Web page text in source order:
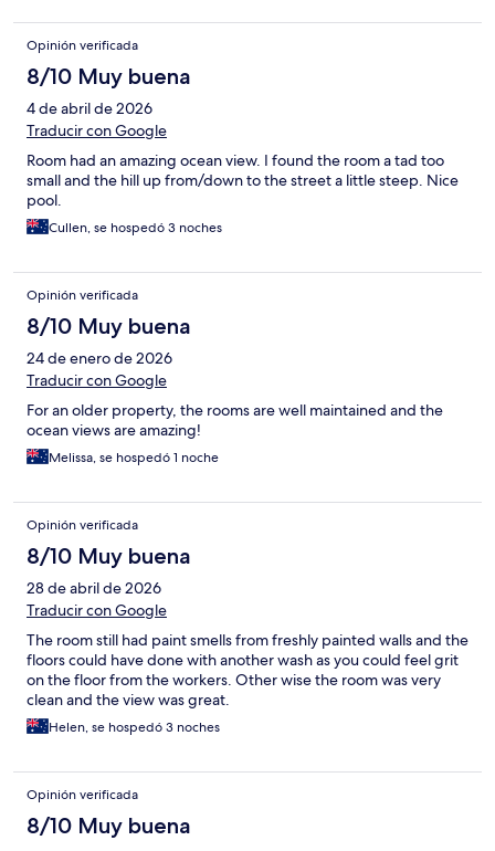
Opinión verificada
8/10 Muy buena
4 de abril de 2026
Traducir con Google
Room had an amazing ocean view. I found the room a tad too
small and the hill up from/down to the street a little steep. Nice
pool.
Cullen, se hospedó 3 noches
Opinión verificada
8/10 Muy buena
24 de enero de 2026
Traducir con Google
For an older property, the rooms are well maintained and the
ocean views are amazing!
Melissa, se hospedó 1 noche
Opinión verificada
8/10 Muy buena
28 de abril de 2026
Traducir con Google
The room still had paint smells from freshly painted walls and the
floors could have done with another wash as you could feel grit
on the floor from the workers. Other wise the room was very
clean and the view was great.
Helen, se hospedó 3 noches
Opinión verificada
8/10 Muy buena